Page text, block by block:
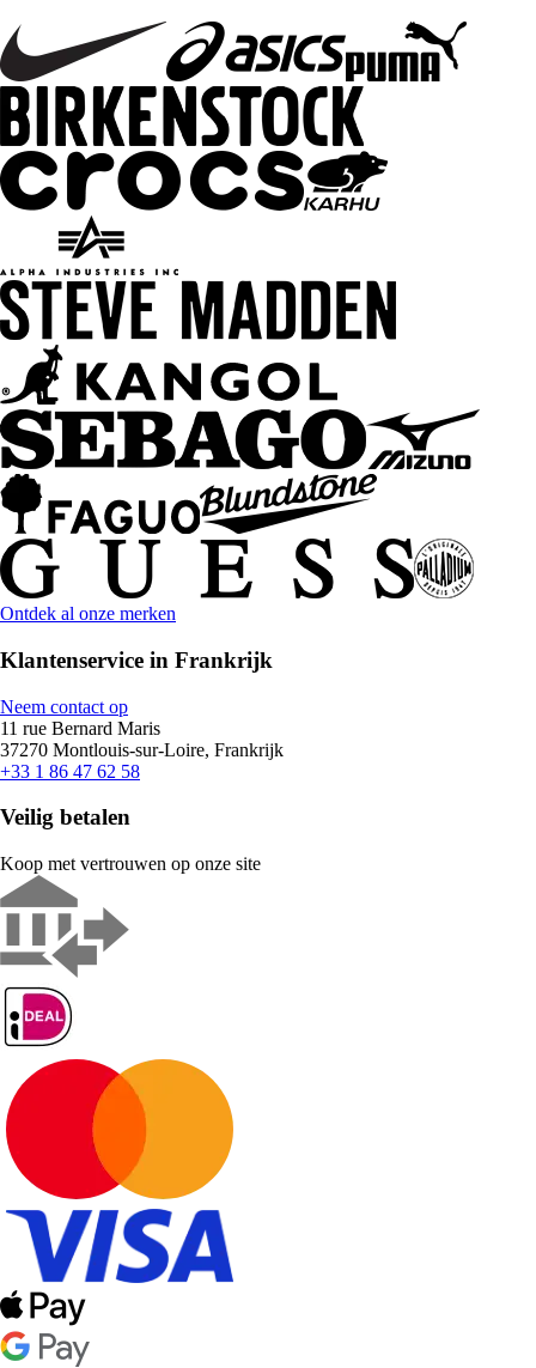
Ontdek al onze merken
Klantenservice in Frankrijk
Neem contact op
11 rue Bernard Maris
37270 Montlouis-sur-Loire, Frankrijk
+33 1 86 47 62 58
Veilig betalen
Koop met vertrouwen op onze site